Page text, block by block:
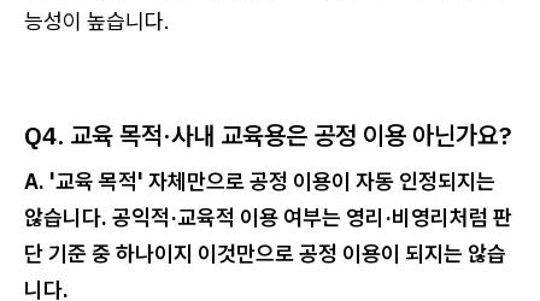
능성이 높습니다.
Q4. 교육 목적·사내 교육용은 공정 이용 아닌가요?
A. '교육 목적' 자체만으로 공정 이용이 자동 인정되지는
않습니다. 공익적·교육적 이용 여부는 영리·비영리처럼 판
단 기준 중 하나이지 이것만으로 공정 이용이 되지는 않습
니다.